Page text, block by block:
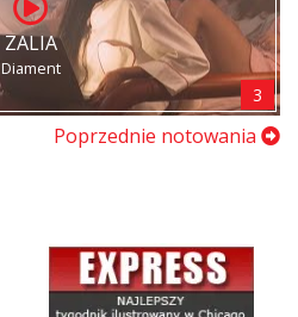
ZALIA
Diament
3
Poprzednie notowania